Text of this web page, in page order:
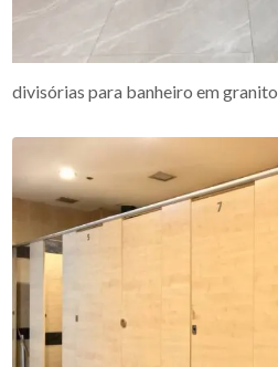
divisórias para banheiro em granito